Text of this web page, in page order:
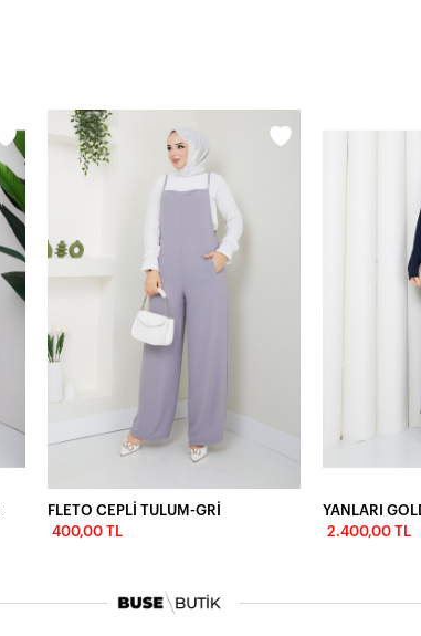
FLETO CEPLİ TULUM-GRİ
400,00 TL
2.400,00 TL